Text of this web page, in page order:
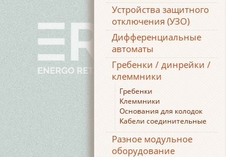
Устройства защитного
отключения (УЗО)
Дифференциальные
автоматы
Гребенки / динрейки /
клеммники
Гребенки
Клеммники
Основания для колодок
Кабели соединительные
Разное модульное
оборудование